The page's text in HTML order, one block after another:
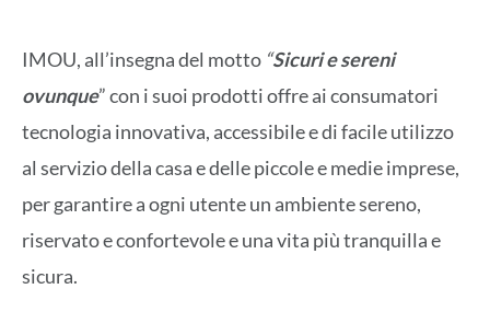
IMOU, all’insegna del motto “Sicuri e sereni
ovunque” con i suoi prodotti offre ai consumatori
tecnologia innovativa, accessibile e di facile utilizzo
al servizio della casa e delle piccole e medie imprese,
per garantire a ogni utente un ambiente sereno,
riservato e confortevole e una vita più tranquilla e
sicura.